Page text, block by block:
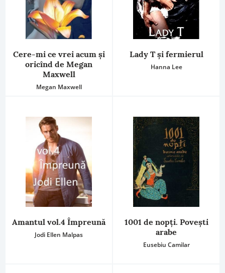
Cere-mi ce vrei acum şi
oricînd de Megan
Maxwell
Megan Maxwell
Lady T și fermierul
Hanna Lee
Amantul vol.4 Împreună
Jodi Ellen Malpas
1001 de nopţi. Poveşti
arabe
Eusebiu Camilar